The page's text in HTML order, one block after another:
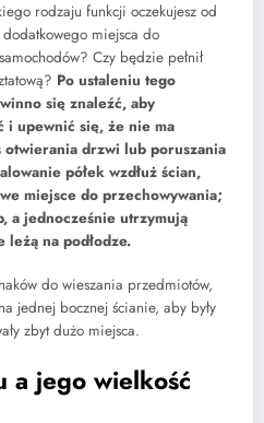
rodzaju funkcji oczekujesz od
miejsca do
Czy będzie pełnił
Po ustaleniu tego
się znaleźć, aby
i upewnić się, że nie ma
otwierania drzwi lub poruszania
półek wzdłuż ścian,
miejsce do przechowywania;
a jednocześnie utrzymują
na podłodze.
do wieszania przedmiotów,
jednej bocznej ścianie, aby były
zbyt dużo miejsca.
a jego wielkość